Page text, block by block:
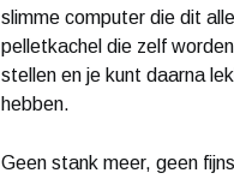
slimme computer die dit
pelletkachel die zelf
stellen en je kunt daarna
hebben.
Geen stank meer, geen